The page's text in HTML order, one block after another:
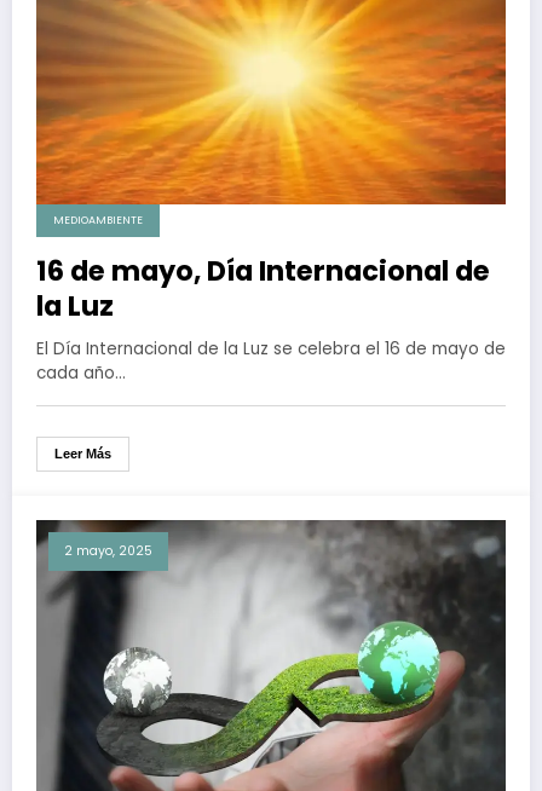
MEDIOAMBIENTE
16 de mayo, Día Internacional de
la Luz
El Día Internacional de la Luz se celebra el 16 de mayo de
cada año…
Leer Más
2 mayo, 2025